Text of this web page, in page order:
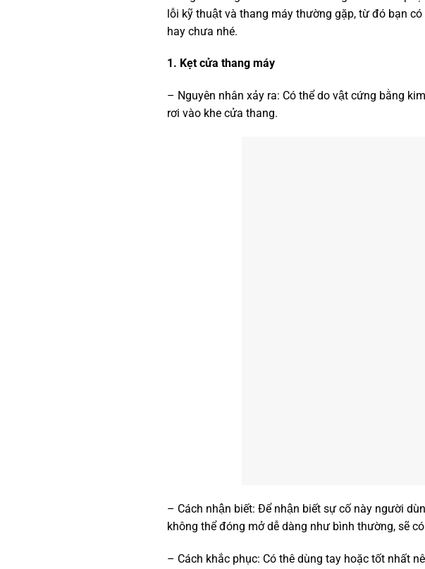
lỗi kỹ thuật và thang máy thường gặp, từ đó bạn
hay chưa nhé.
1. Kẹt cửa thang máy
– Nguyên nhân xảy ra: Có thể do vật cứng bằng
rơi vào khe cửa thang.
– Cách nhận biết: Để nhận biết sự cố này người
không thể đóng mở dễ dàng như bình thường, sẽ
– Cách khắc phục: Có thê dùng tay hoặc tốt nhất